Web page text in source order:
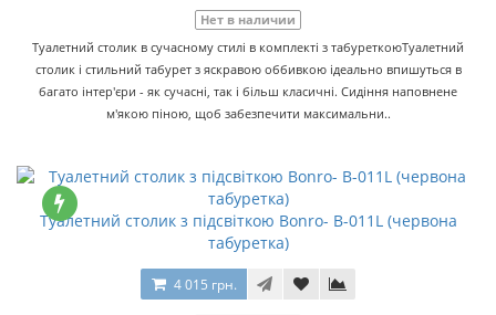
Нет в наличии
Туалетний столик в сучасному стилі в комплекті з табуреткоюТуалетний
столик і стильний табурет з яскравою оббивкою ідеально впишуться в
багато інтер'єри - як сучасні, так і більш класичні. Сидіння наповнене
м'якою піною, щоб забезпечити максимальни..
Туалетний столик з підсвіткою Bonro- В-011L (червона
табуретка)
4 015 грн.